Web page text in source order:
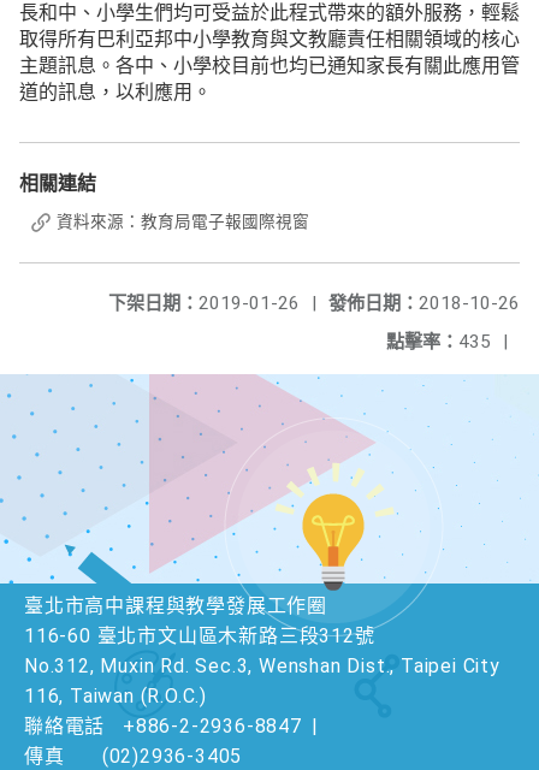
長和中、小學生們均可受益於此程式帶來的額外服務，輕鬆
取得所有巴利亞邦中小學教育與文教廳責任相關領域的核心
主題訊息。各中、小學校目前也均已通知家長有關此應用管
道的訊息，以利應用。
相關連結
資料來源：教育局電子報國際視窗
發佈日期： 2018-10-26
下架日期： 2019-01-26
|
點擊率： 435 |
臺北市高中課程與教學發展工作圈
116-60 臺北市文山區木新路三段312號
No.312, Muxin Rd. Sec.3, Wenshan Dist., Taipei City
116, Taiwan (R.O.C.)
聯絡電話
+886-2-2936-8847 |
傳真
(02)2936-3405